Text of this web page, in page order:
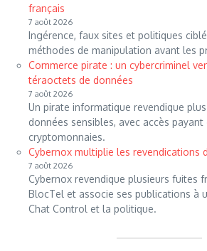
français
7 août 2026
Ingérence, faux sites et politiques
méthodes de manipulation avant les
Commerce pirate : un cybercriminel
téraoctets de données
7 août 2026
Un pirate informatique revendique
données sensibles, avec accès
cryptomonnaies.
Cybernox multiplie les revendications
7 août 2026
Cybernox revendique plusieurs fuites
BlocTel et associe ses publications à
Chat Control et la politique.